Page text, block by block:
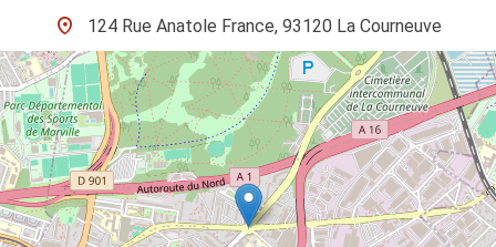
124 Rue Anatole France, 93120 La Courneuve